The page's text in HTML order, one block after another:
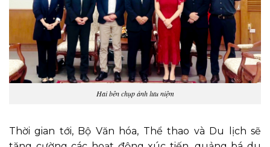
Hai bên chụp ảnh lưu niệm
Thời gian tới, Bộ Văn hóa, Thể thao và Du lịch sẽ